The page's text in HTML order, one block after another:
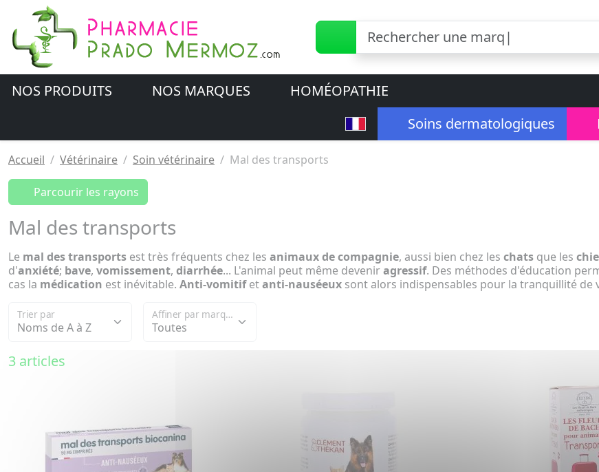
NOS PRODUITS NOS MARQUES
HOMÉOPATHIE
Soins dermatologiques
Accueil Vétérinaire Soin vétérinaire Mal des transports
Parcourir les rayons
Mal des transports
Le mal des transports est très fréquents chez les animaux de compagnie, aussi bien chez les chats que les
d'anxiété; bave, vomissement, diarrhée... L'animal peut même deveniragressif. Des méthodes d'éducation
cas la médication est inévitable. Anti-vomitifetanti-nauséeux sont alors indispensables pour la tranquillité de
Trier par Affiner par marque
3 articles